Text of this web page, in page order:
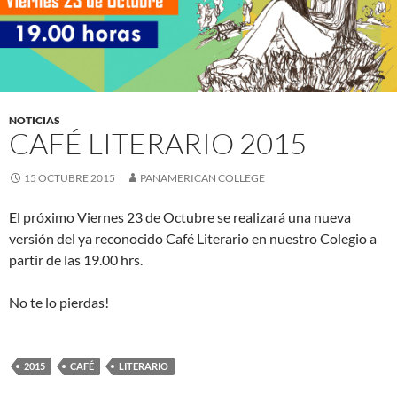
NOTICIAS
CAFÉ LITERARIO 2015
15 OCTUBRE 2015 PANAMERICAN COLLEGE
El próximo Viernes 23 de Octubre se realizará una nueva
versión del ya reconocido Café Literario en nuestro Colegio a
partir de las 19.00 hrs.
No te lo pierdas!
2015 CAFÉ LITERARIO